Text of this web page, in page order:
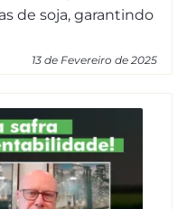
de soja, garantindo
13 de Fevereiro de 2025